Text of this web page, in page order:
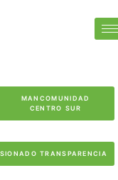
MANCOMUNIDAD
CENTRO SUR
TRANSPARENCIA